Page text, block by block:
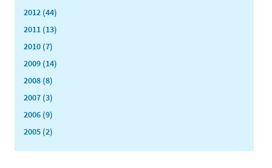
2012 (44)
2011 (13)
2010 (7)
2009 (14)
2008 (8)
2007 (3)
2006 (9)
2005 (2)